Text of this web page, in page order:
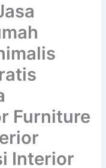
Furniture
Interior